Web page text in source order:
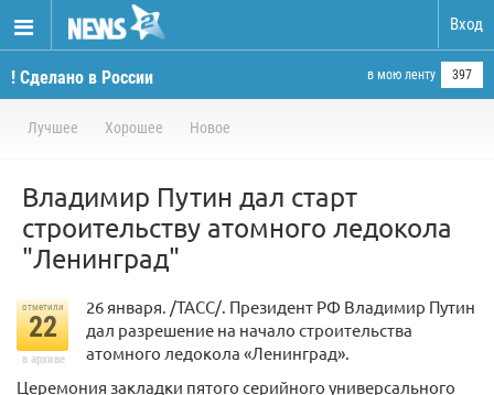
Вход
! Сделано в России в мою ленту 397
Лучшее Хорошее Новое
Владимир Путин дал старт
строительству атомного ледокола
"Ленинград"
отметили
22
в архиве
26 января. /ТАСС/. Президент РФ Владимир Путин
дал разрешение на начало строительства
атомного ледокола «Ленинград».
Церемония закладки пятого серийного универсального